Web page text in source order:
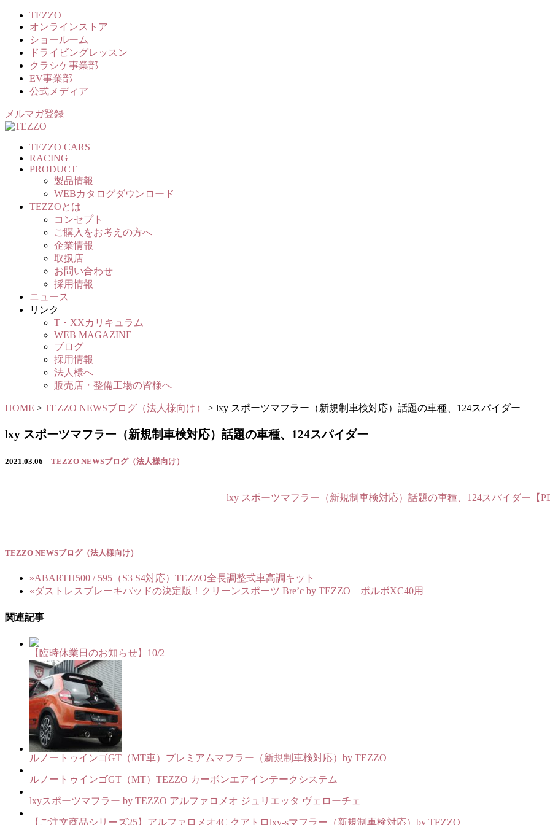
TEZZO
オンラインストア
ショールーム
ドライビングレッスン
クラシケ事業部
EV事業部
公式メディア
メルマガ登録
TEZZO CARS
RACING
PRODUCT
製品情報
WEBカタログダウンロード
TEZZOとは
コンセプト
ご購入をお考えの方へ
企業情報
取扱店
お問い合わせ
採用情報
ニュース
リンク
T・XXカリキュラム
WEB MAGAZINE
ブログ
採用情報
法人様へ
販売店・整備工場の皆様へ
HOME > TEZZO NEWSブログ（法人様向け） > lxy スポーツマフラー（新規制車検対応）話題の車種、124スパイダー
lxy スポーツマフラー（新規制車検対応）話題の車種、124スパイダー
2021.03.06 TEZZO NEWSブログ（法人様向け）
lxy スポーツマフラー（新規制車検対応）話題の車種、124スパイダー【
TEZZO NEWSブログ（法人様向け）
»ABARTH500 / 595（S3 S4対応）TEZZO全長調整式車高調キット
«ダストレスブレーキパッドの決定版！クリーンスポーツ Bre’c by TEZZO ボルボXC40用
関連記事
【臨時休業日のお知らせ】10/2
ルノートゥインゴGT（MT車）プレミアムマフラー（新規制車検対応）by TEZZO
ルノートゥインゴGT（MT）TEZZO カーボンエアインテークシステム
lxyスポーツマフラー by TEZZO アルファロメオ ジュリエッタ ヴェローチェ
【ご注文商品シリーズ25】アルファロメオ4C クアトロlxy-sマフラー（新規制車検対応）by TEZZO